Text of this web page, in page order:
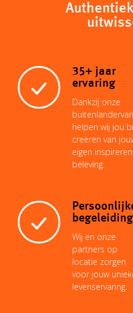
35+ jaar
ervaring
Dankzij onze
helpen wij jou
creëren van
eigen
beleving.
begeleiding
Wij en onze
partners op
locatie zorgen
voor jouw
levenservaring.